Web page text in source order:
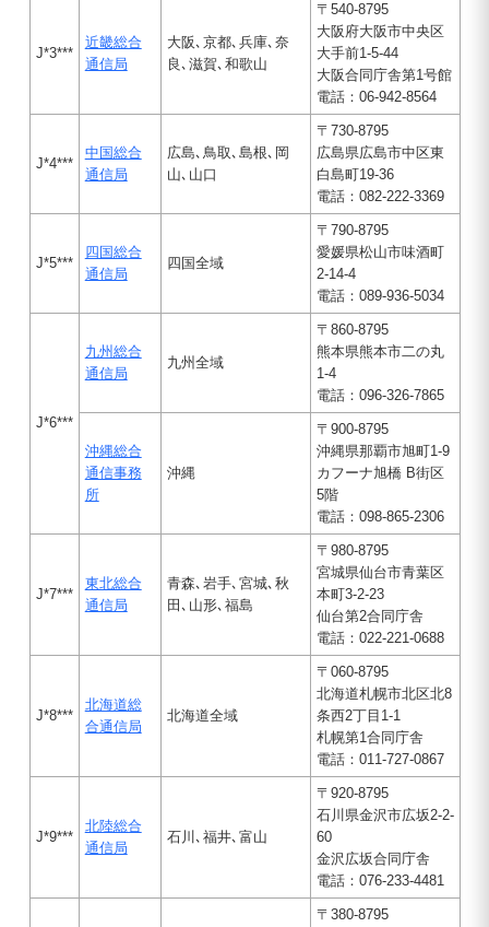
J*3***
近畿総合
通信局
大阪､京都､兵庫､奈
良､滋賀､和歌山
〒540-8795
大阪府大阪市中央区
大手前1-5-44
大阪合同庁舎第1号館
電話：06-942-8564
J*4***
中国総合
通信局
広島､鳥取､島根､岡
山､山口
〒730-8795
広島県広島市中区東
白島町19-36
電話：082-222-3369
J*5***
四国総合
通信局
四国全域
〒790-8795
愛媛県松山市味酒町
2-14-4
電話：089-936-5034
J*6***
九州総合
通信局
九州全域
〒860-8795
熊本県熊本市二の丸
1-4
電話：096-326-7865
沖縄総合
通信事務
所
沖縄
〒900-8795
沖縄県那覇市旭町1-9
カフーナ旭橋 B街区
5階
電話：098-865-2306
J*7***
東北総合
通信局
青森､岩手､宮城､秋
田､山形､福島
〒980-8795
宮城県仙台市青葉区
本町3-2-23
仙台第2合同庁舎
電話：022-221-0688
J*8***
北海道総
合通信局
北海道全域
〒060-8795
北海道札幌市北区北8
条西2丁目1-1
札幌第1合同庁舎
電話：011-727-0867
J*9***
北陸総合
通信局
石川､福井､富山
〒920-8795
石川県金沢市広坂2-2-
60
金沢広坂合同庁舎
電話：076-233-4481
〒380-8795